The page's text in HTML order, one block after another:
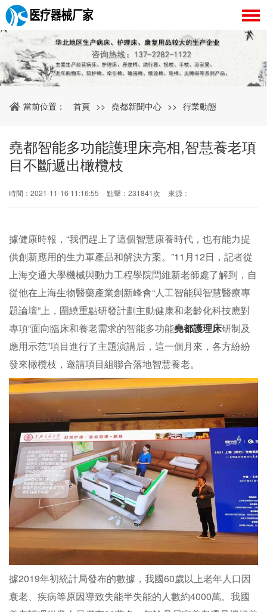
首頁
堯都關于我們
堯都醫療器械
堯都新聞中心
堯都企業相冊
護理床百科
堯都聯系我們
當前位置： 首頁 >> 堯都新聞中心 >> 行業動態
堯都智能多功能護理床亮相,智慧養老項
目不斷遞出橄欖枝
時間：2021-11-16 11:16:55 點擊：231841次 來源：
據健康時報，“我們趕上了這個智慧康養時代，也有能力提
供創新應用的生力軍產品和解決方案。”11月12日，記者從
上海交通大學機械與動力工程學院閆維新老師處了解到，自
從他在上海生物醫藥產業創新峰會“人工智能與智慧醫療專
題論壇”上，圍繞重點研發計劃主動健康和老齡化科技應對
專項“面向臨床和養老需求的智能多功能堯都護理床研制及
應用示范”項目進行了主題演講后，這一個月來，各方紛紛
發來橄欖枝，邀請項目組聯合落地智慧養老。
據2019年初統計局發布的數據，我國60歲以上老年人口因
衰老、疾病等原因導致失能半失能的人數約4000萬。我國